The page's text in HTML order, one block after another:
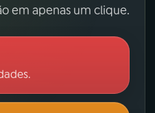
em apenas um clique.